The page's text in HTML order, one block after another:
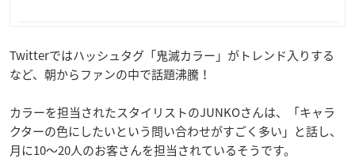
Twitterではハッシュタグ「鬼滅カラー」がトレンド入りする
など、朝からファンの中で話題沸騰！
カラーを担当されたスタイリストのJUNKOさんは、「キャラ
クターの色にしたいという問い合わせがすごく多い」と話し、
月に10〜20人のお客さんを担当されているそうです。